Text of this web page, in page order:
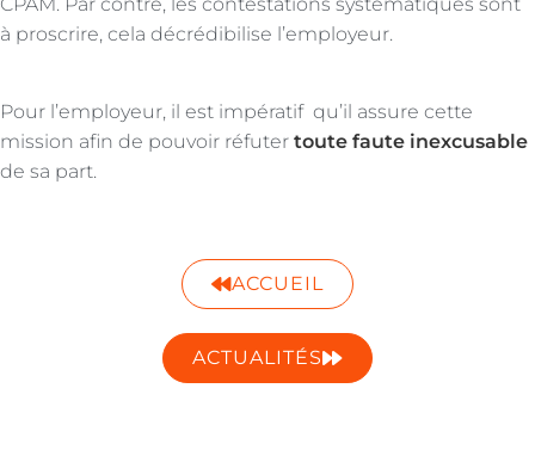
à proscrire, cela décrédibilise l’employeur.
Pour l’employeur, il est impératif qu’il assure cette
mission afin de pouvoir réfuter toute faute inexcusable
de sa part.
ACCUEIL
ACTUALITÉS